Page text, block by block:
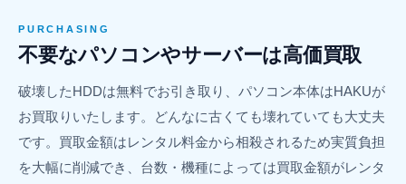
PURCHASING
不要なパソコンやサーバーは高価買取
破壊したHDDは無料でお引き取り、パソコン本体はHAKUが
お買取りいたします。どんなに古くても壊れていても大丈夫
です。買取金額はレンタル料金から相殺されるため実質負担
を大幅に削減でき、台数・機種によっては買取金額がレンタ